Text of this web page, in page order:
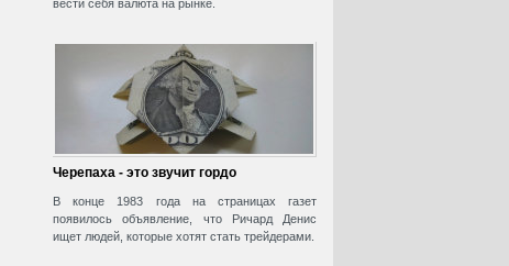
вести себя валюта на рынке.
Черепаха - это звучит гордо
В конце 1983 года на страницах газет
появилось объявление, что Ричард Денис
ищет людей, которые хотят стать трейдерами.